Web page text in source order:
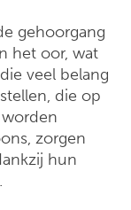
gehoorgang
het oor, wat
veel belang
die op
zorgen
hun